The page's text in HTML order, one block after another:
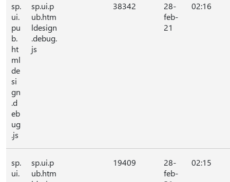
sp.
ui.
pu
b.
ht
ml
de
si
gn
.d
eb
ug
.js
sp.ui.p
ub.htm
ldesign
.debug.
js
38342
28-
feb-
21
02:16
sp.
ui.
sp.ui.p
ub.htm
19409
28-
feb-
02:15